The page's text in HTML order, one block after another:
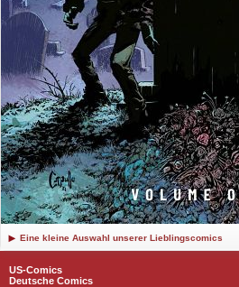
Eine kleine Auswahl unserer Lieblingscomics
US-Comics
Deutsche Comics